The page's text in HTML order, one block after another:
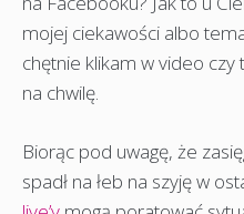
mojej ciekawości albo
chętnie klikam w video
na chwilę.
Biorąc pod uwagę, że
spadł na łeb na szyję w